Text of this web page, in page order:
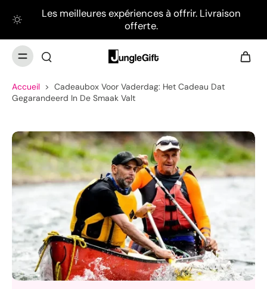
Les meilleures expériences à offrir. Livraison
offerte.
Accueil > Cadeaubox Voor Vaderdag: Het Cadeau Dat
Gegarandeerd In De Smaak Valt